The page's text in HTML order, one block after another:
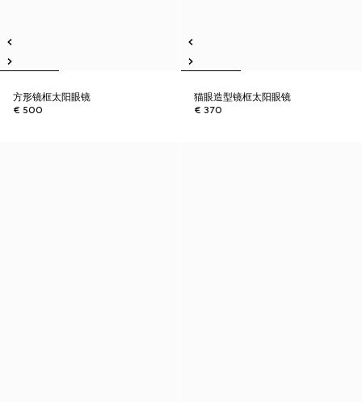
方形镜框太阳眼镜
€ 500
猫眼造型镜框太阳眼镜
€ 370